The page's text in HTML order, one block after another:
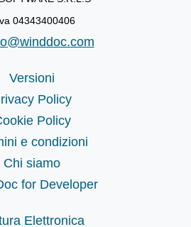
04343400406
Versioni
Policy
Policy
e condizioni
Chi siamo
for Developer
Elettronica